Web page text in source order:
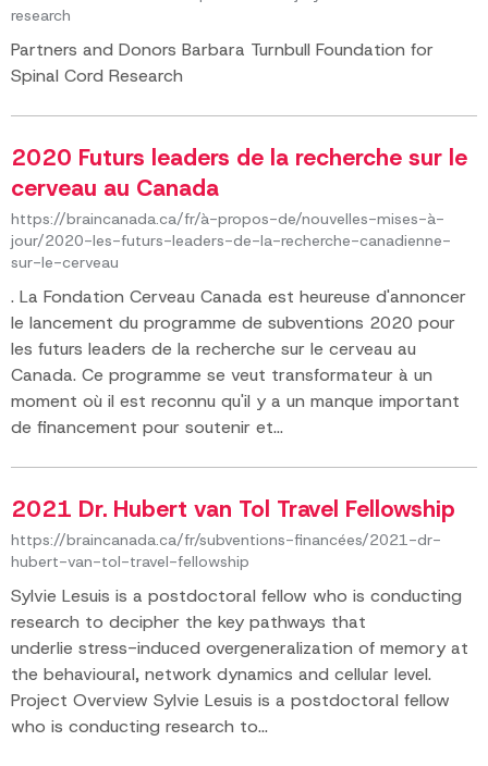
research
Partners and Donors Barbara Turnbull Foundation for
Spinal Cord Research
2020 Futurs leaders de la recherche sur le
cerveau au Canada
https://braincanada.ca/fr/à-propos-de/nouvelles-mises-à-
jour/2020-les-futurs-leaders-de-la-recherche-canadienne-
sur-le-cerveau
. La Fondation Cerveau Canada est heureuse d'annoncer
le lancement du programme de subventions 2020 pour
les futurs leaders de la recherche sur le cerveau au
Canada. Ce programme se veut transformateur à un
moment où il est reconnu qu'il y a un manque important
de financement pour soutenir et...
2021 Dr. Hubert van Tol Travel Fellowship
https://braincanada.ca/fr/subventions-financées/2021-dr-
hubert-van-tol-travel-fellowship
Sylvie Lesuis is a postdoctoral fellow who is conducting
research to decipher the key pathways that
underlie stress-induced overgeneralization of memory at
the behavioural, network dynamics and cellular level.
Project Overview Sylvie Lesuis is a postdoctoral fellow
who is conducting research to...